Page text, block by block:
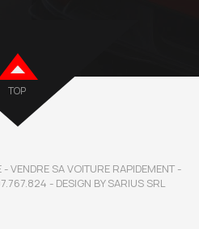
TOP
SA VOITURE RAPIDEMENT -
- DESIGN BY SARIUS SRL